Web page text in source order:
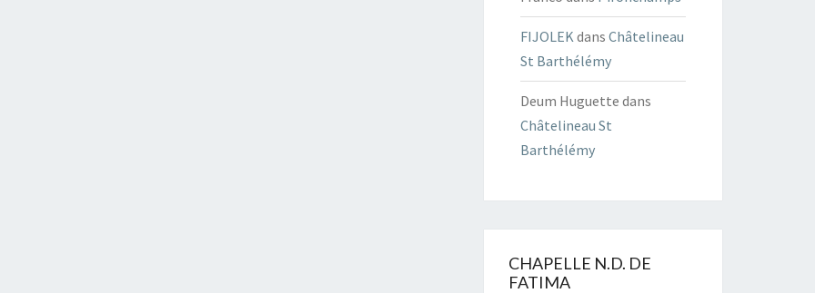
FIJOLEKdans Châtelineau
St Barthélémy
Deum Huguette dans
Châtelineau St
Barthélémy
CHAPELLE N.D. DE
FATIMA